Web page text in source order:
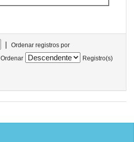
|
Ordenar registros por
Ordenar
Registro(s)